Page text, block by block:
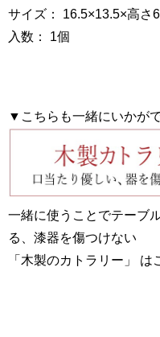
サイズ： 16.5×13.5×高さ
入数： 1個
▼こちらも一緒にいかが
一緒に使うことでテーブ
る、漆器を傷つけない
「木製のカトラリー」 は